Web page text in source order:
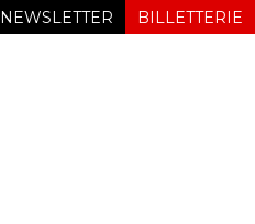
NEWSLETTER BILLETTERIE